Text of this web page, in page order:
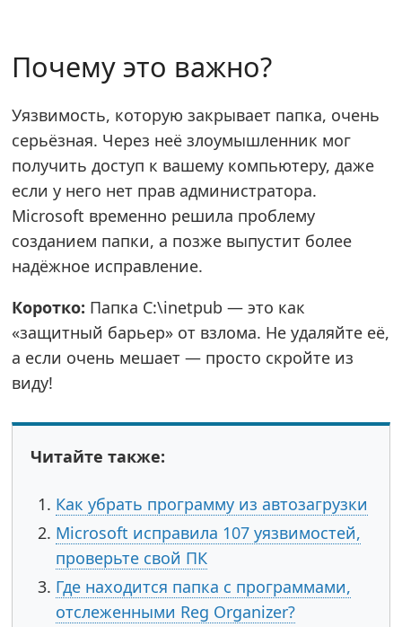
Почему это важно?
Уязвимость, которую закрывает папка, очень
серьёзная. Через неё злоумышленник мог
получить доступ к вашему компьютеру, даже
если у него нет прав администратора.
Microsoft временно решила проблему
созданием папки, а позже выпустит более
надёжное исправление.
Коротко: Папка C:\inetpub — это как
«защитный барьер» от взлома. Не удаляйте её,
а если очень мешает — просто скройте из
виду!
Читайте также:
Как убрать программу из автозагрузки
Microsoft исправила 107 уязвимостей,
проверьте свой ПК
Где находится папка с программами,
отслеженными Reg Organizer?